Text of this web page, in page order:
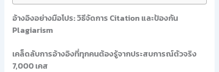
อ้างอิงอย่างมือโปร: วิธีจัดการ Citation และป้องกัน
Plagiarism
เคล็ดลับการอ้างอิงที่ทุกคนต้องรู้จากประสบการณ์ตัวจริง
7,000 เคส